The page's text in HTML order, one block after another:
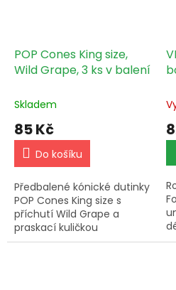
POP Cones King size,
Wild Grape, 3 ks v balení
Skladem
85 Kč
Do košíku
Předbalené kónické dutinky
POP Cones King size s
příchutí Wild Grape a
praskací kuličkou
naplněnou 100% ovocnými